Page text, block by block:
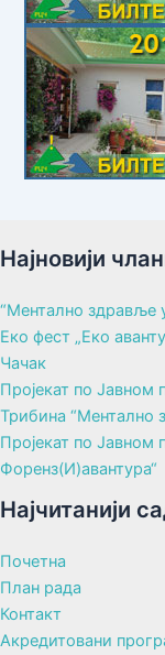
Најновији
“Ментално здравље
Еко фест „Еко
Чачак
Пројекат по Јавном
Трибина “Ментално
Пројекат по Јавном
Форенз(И)авантура“
Најчитанији
Почетна
План рада
Контакт
Акредитовани